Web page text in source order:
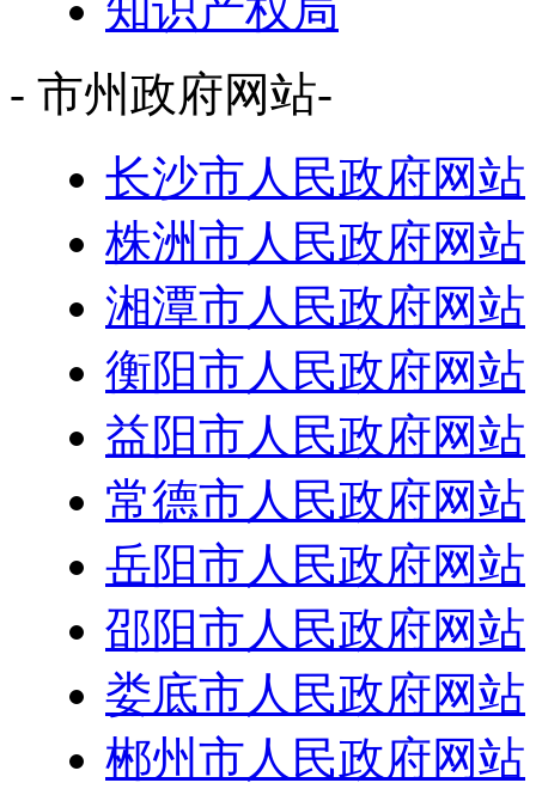
知识产权局
- 市州政府网站-
长沙市人民政府网站
株洲市人民政府网站
湘潭市人民政府网站
衡阳市人民政府网站
益阳市人民政府网站
常德市人民政府网站
岳阳市人民政府网站
邵阳市人民政府网站
娄底市人民政府网站
郴州市人民政府网站